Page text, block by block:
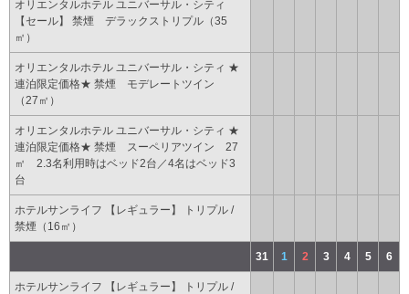
オリエンタルホテル ユニバーサル・シティ
【セール】 禁煙 デラックストリプル（35
㎡）
オリエンタルホテル ユニバーサル・シティ ★
連泊限定価格★ 禁煙 モデレートツイン
（27㎡）
オリエンタルホテル ユニバーサル・シティ ★
連泊限定価格★ 禁煙 スーペリアツイン 27
㎡ 2.3名利用時はベッド2台／4名はベッド3
台
ホテルサンライフ 【レギュラー】 トリプル /
禁煙（16㎡）
31 1 2 3 4 5 6
ホテルサンライフ 【レギュラー】 トリプル /